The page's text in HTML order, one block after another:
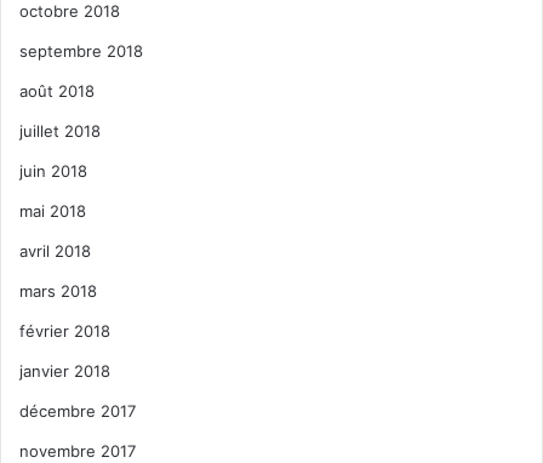
octobre 2018
septembre 2018
août 2018
juillet 2018
juin 2018
mai 2018
avril 2018
mars 2018
février 2018
janvier 2018
décembre 2017
novembre 2017